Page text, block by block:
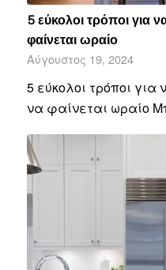
5 εύκολοι τρόποι για
φαίνεται ωραίο
Αύγουστος 19, 2024
5 εύκολοι τρόποι
να φαίνεται ωραίο